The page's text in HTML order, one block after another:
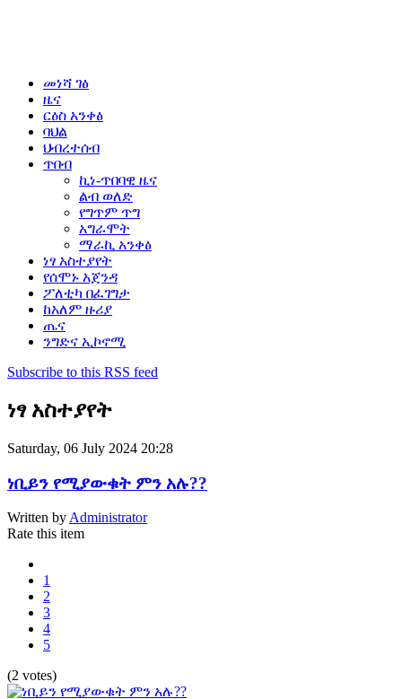
መነሻ ገፅ
ዜና
ርዕስ አንቀፅ
ባህል
ህብረተሰብ
ጥበብ
ኪነ-ጥበባዊ ዜና
ልብ ወለድ
የግጥም ጥግ
አግራሞት
ማራኪ አንቀፅ
ነፃ አስተያየት
የሰሞኑ አጀንዳ
ፖለቲካ በፈገግታ
ከአለም ዙሪያ
ጤና
ንግድና ኢኮኖሚ
Subscribe to this RSS feed
ነፃ አስተያየት
Saturday, 06 July 2024 20:28
ነቢይን የሚያውቁት ምን አሉ??
Written by Administrator
Rate this item
1
2
3
4
5
(2 votes)